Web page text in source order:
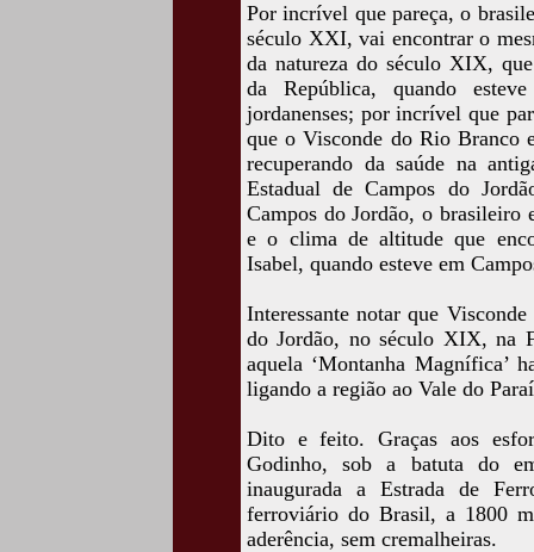
Por incrível que pareça, o
século XXI, vai encontrar o
da natureza do século XIX,
da República, quando
jordanenses; por incrível que
que o Visconde do Rio Branco
recuperando da saúde na
Estadual de Campos do
Campos do Jordão, o brasileiro
e o clima de altitude que
Isabel, quando esteve em
Interessante notar que
do Jordão, no século XIX, na
aquela ‘Montanha Magnífica’
ligando a região ao Vale do
Dito e feito. Graças aos
Godinho, sob a batuta do
inaugurada a Estrada de
ferroviário do Brasil, a 1800
aderência, sem cremalheiras.